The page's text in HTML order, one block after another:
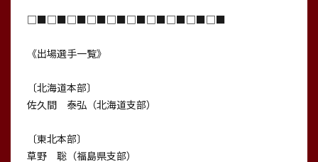
□■□■□■□■□■□■□■□■□■□■
《出場選手一覧》
〔北海道本部〕
佐久間 泰弘（北海道支部）
〔東北本部〕
草野 聡（福島県支部）